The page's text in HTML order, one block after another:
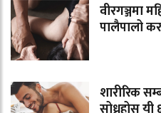
वीरगञ्जमा
पालैपालो
शारीरिक